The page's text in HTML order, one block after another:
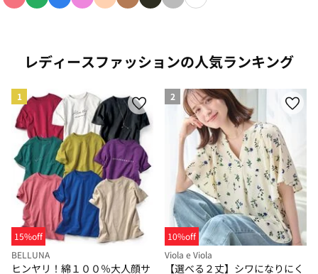
レディースファッションの人気ランキング
1
15%off
BELLUNA
ヒンヤリ！綿１００％大人顔サ
2
10%off
Viola e Viola
【選べる２丈】シワになりにく